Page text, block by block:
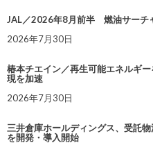
JAL／2026年8月前半 燃油サーチ
2026年7月30日
椿本チエイン／再生可能エネルギ
現を加速
2026年7月30日
三井倉庫ホールディングス、受託
を開発・導入開始